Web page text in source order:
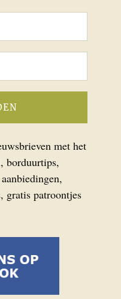
met het
borduurtips,
gratis patroontjes